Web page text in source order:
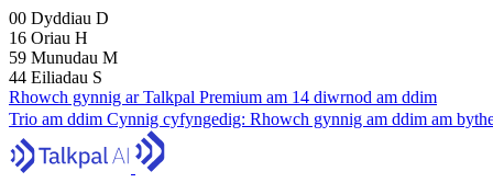
00 Dyddiau D
16 Oriau H
59 Munudau M
43 Eiliadau S
Rhowch gynnig ar Talkpal Premium am 14 diwrnod am ddim
Trio am ddim Cynnig cyfyngedig: Rhowch gynnig am ddim am